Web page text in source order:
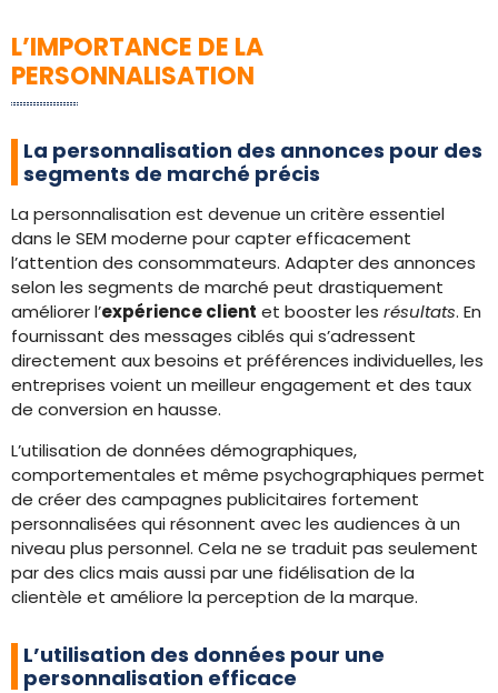
L’IMPORTANCE DE LA
PERSONNALISATION
La personnalisation des annonces pour des
segments de marché précis
La personnalisation est devenue un critère essentiel
dans le SEM moderne pour capter efficacement
l’attention des consommateurs. Adapter des annonces
selon les segments de marché peut drastiquement
améliorer l’expérience client et booster les résultats. En
fournissant des messages ciblés qui s’adressent
directement aux besoins et préférences individuelles, les
entreprises voient un meilleur engagement et des taux
de conversion en hausse.
L’utilisation de données démographiques,
comportementales et même psychographiques permet
de créer des campagnes publicitaires fortement
personnalisées qui résonnent avec les audiences à un
niveau plus personnel. Cela ne se traduit pas seulement
par des clics mais aussi par une fidélisation de la
clientèle et améliore la perception de la marque.
L’utilisation des données pour une
personnalisation efficace